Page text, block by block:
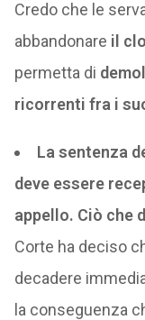
Credo che le
abbandonare il
permetta di
ricorrenti fra i
La sentenza
deve essere
appello. Ciò che
Corte ha deciso
decadere
la conseguenza